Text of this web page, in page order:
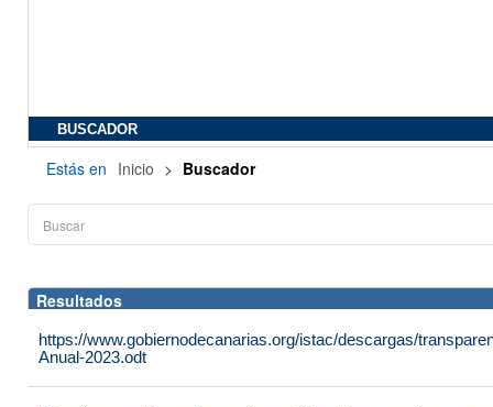
BUSCADOR
Estás en Inicio > Buscador
Resultados
https://www.gobiernodecanarias.org/istac/descargas/
Anual-2023.odt